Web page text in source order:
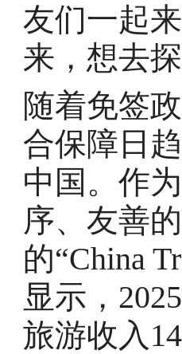
友们一起
来，想去
随着免签
合保障日
中国。作
序、友善
的“China
显示，
旅游收入